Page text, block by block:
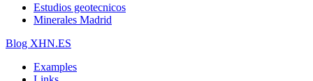
Estudios geotecnicos
Minerales Madrid
Blog XHN.ES
Examples